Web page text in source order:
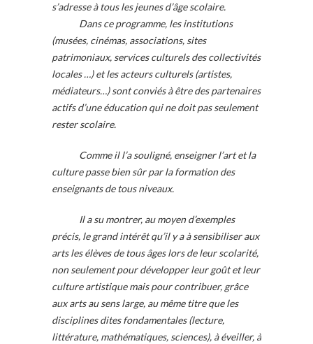
s’adresse à tous les jeunes d’âge scolaire.
Dans ce programme, les institutions
(musées, cinémas, associations, sites
patrimoniaux, services culturels des collectivités
locales …) et les acteurs culturels (artistes,
médiateurs…) sont conviés à être des partenaires
actifs d’une éducation qui ne doit pas seulement
rester scolaire.
Comme il l’a souligné, enseigner l’art et la
culture passe bien sûr par la formation des
enseignants de tous niveaux.
Il a su montrer, au moyen d’exemples
précis, le grand intérêt qu’il y a à sensibiliser aux
arts les élèves de tous âges lors de leur scolarité,
non seulement pour développer leur goût et leur
culture artistique mais pour contribuer, grâce
aux arts au sens large, au même titre que les
disciplines dites fondamentales (lecture,
littérature, mathématiques, sciences), à éveiller, à